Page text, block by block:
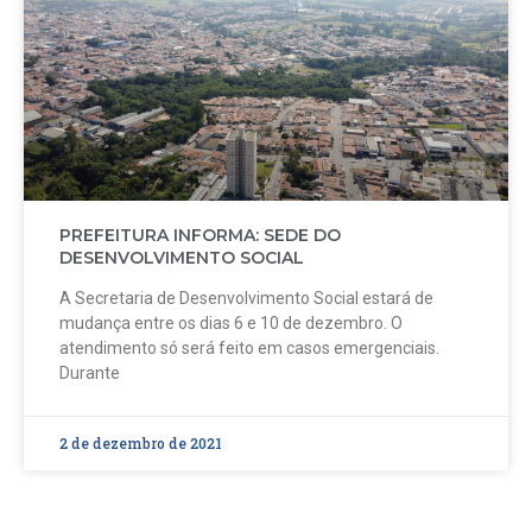
PREFEITURA INFORMA: SEDE DO
DESENVOLVIMENTO SOCIAL
A Secretaria de Desenvolvimento Social estará de
mudança entre os dias 6 e 10 de dezembro. O
atendimento só será feito em casos emergenciais.
Durante
2 de dezembro de 2021